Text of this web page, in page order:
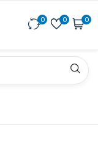
0 0 0